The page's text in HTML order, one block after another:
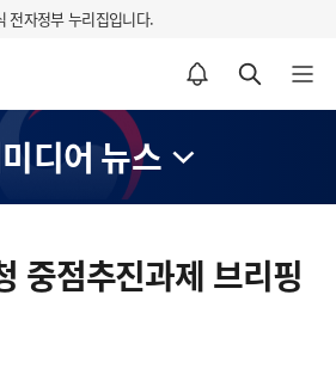
전자정부 누리집입니다.
알림설정 바로가기 검색 바로가기 메뉴 열기
디어 뉴스
중점추진과제 브리핑